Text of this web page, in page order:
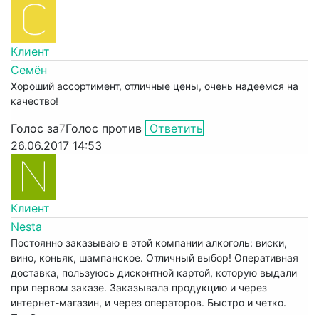
Клиент
Семён
Хороший ассортимент, отличные цены, очень надеемся на
качество!
Голос за7Голос против Ответить
26.06.2017 14:53
Клиент
Nesta
Постоянно заказываю в этой компании алкоголь: виски,
вино, коньяк, шампанское. Отличный выбор! Оперативная
доставка, пользуюсь дисконтной картой, которую выдали
при первом заказе. Заказывала продукцию и через
интернет-магазин, и через операторов. Быстро и четко.